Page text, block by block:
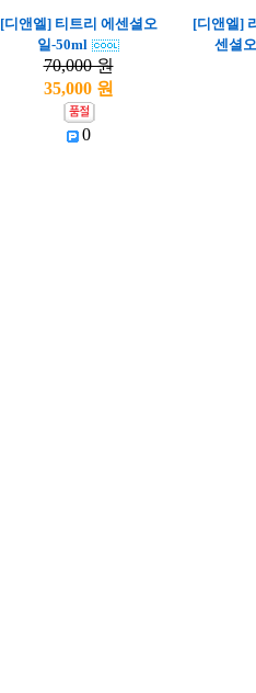
[디앤엘] 티트리 에센셜오
일-50ml
70,000 원
35,000 원
0
[디앤엘]
센셜